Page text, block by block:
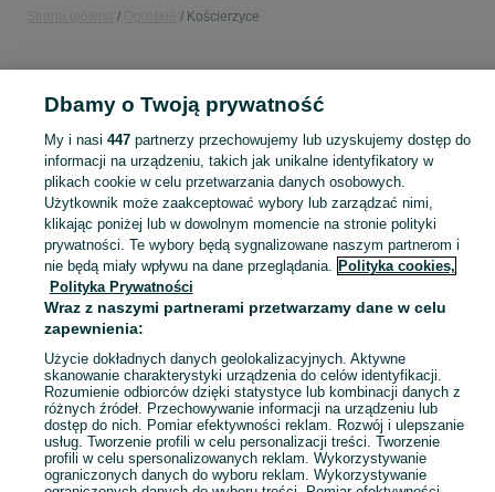
Kościerzyce
zlotaraczka konserwator
Zobacz
Mapa kategorii
Mapa miejscowości
Mapa ministron
Popularne wyszukiwania
Dbamy o Twoją prywatność
My i nasi 447partnerzy przechowujemy lub uzyskujemy dostęp do
informacji na urządzeniu, takich jak unikalne identyfikatory w
plikach cookie w celu przetwarzania danych osobowych.
Użytkownik może zaakceptować wybory lub zarządzać nimi,
klikając poniżej lub w dowolnym momencie na stronie polityki
prywatności. Te wybory będą sygnalizowane naszym partnerom i
nie będą miały wpływu na dane przeglądania. Polityka cookies,
Polityka Prywatności
Wraz z naszymi partnerami przetwarzamy dane w celu
zapewnienia:
Użycie dokładnych danych geolokalizacyjnych. Aktywne
skanowanie charakterystyki urządzenia do celów identyfikacji.
Rozumienie odbiorców dzięki statystyce lub kombinacji danych z
różnych źródeł. Przechowywanie informacji na urządzeniu lub
dostęp do nich. Pomiar efektywności reklam. Rozwój i ulepszanie
usług. Tworzenie profili w celu personalizacji treści. Tworzenie
profili w celu spersonalizowanych reklam. Wykorzystywanie
ograniczonych danych do wyboru reklam. Wykorzystywanie